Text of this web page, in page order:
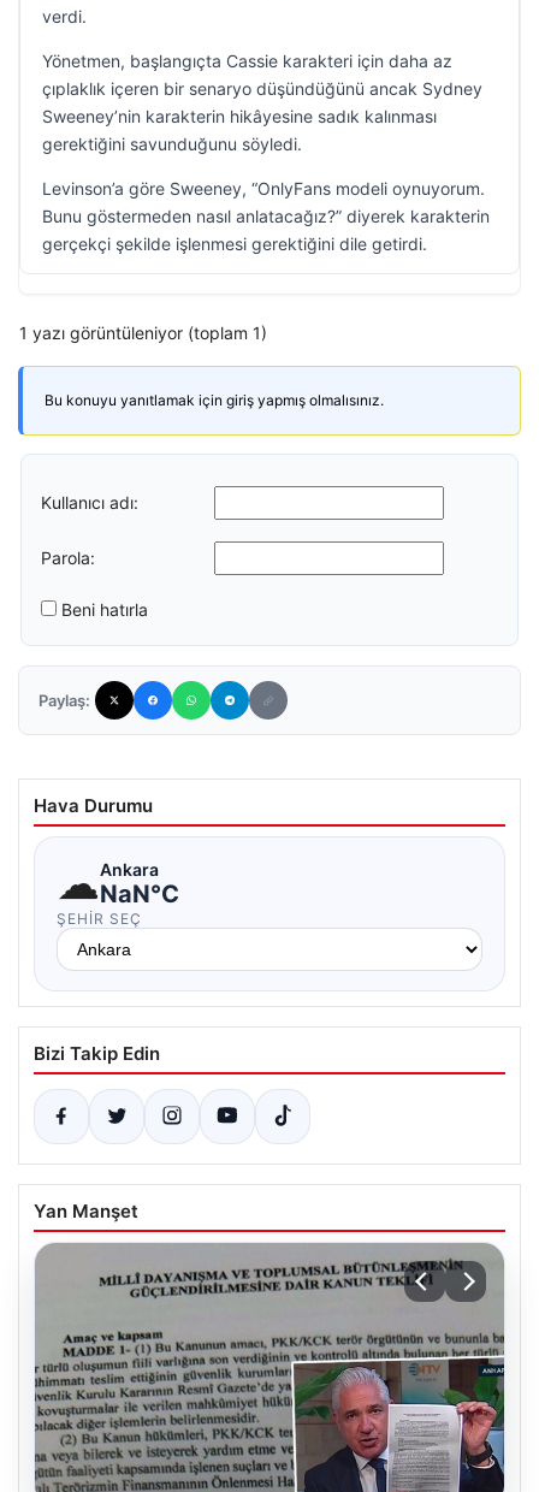
verdi.
Yönetmen, başlangıçta Cassie karakteri için daha az
çıplaklık içeren bir senaryo düşündüğünü ancak Sydney
Sweeney’nin karakterin hikâyesine sadık kalınması
gerektiğini savunduğunu söyledi.
Levinson’a göre Sweeney, “OnlyFans modeli oynuyorum.
Bunu göstermeden nasıl anlatacağız?” diyerek karakterin
gerçekçi şekilde işlenmesi gerektiğini dile getirdi.
1 yazı görüntüleniyor (toplam 1)
Bu konuyu yanıtlamak için giriş yapmış olmalısınız.
Kullanıcı adı:
Parola:
Beni hatırla
Paylaş:
Hava Durumu
☁Ankara
NaN°C
ŞEHIR SEÇ
Bizi Takip Edin
Yan Manşet